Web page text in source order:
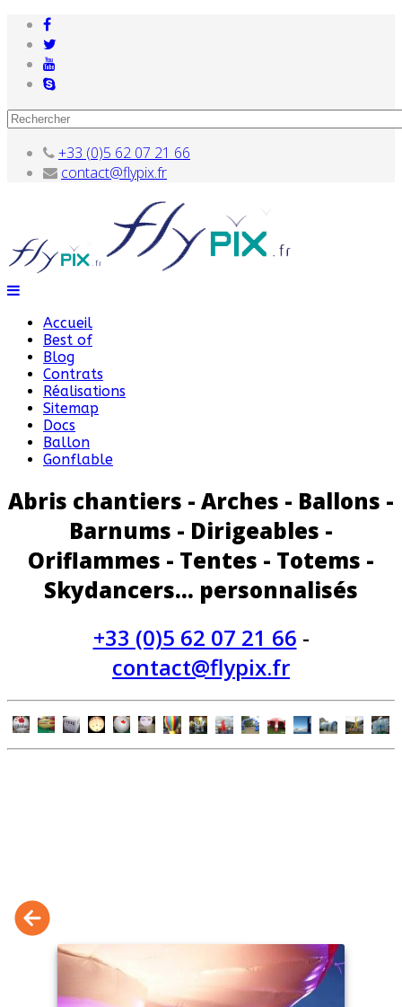
+33 (0)5 62 07 21 66
contact@flypix.fr
Accueil
Best of
Blog
Contrats
Réalisations
Sitemap
Docs
Ballon
Gonflable
Abris chantiers - Arches - Ballons -
Barnums - Dirigeables -
Oriflammes - Tentes - Totems -
Skydancers... personnalisés
+33 (0)5 62 07 21 66 -
contact@flypix.fr